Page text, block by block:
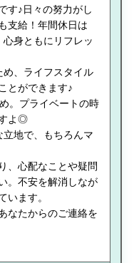
す♪日々の努力がし
支給！年間休日は
身ともにリフレッ
、ライフスタイル
とができます♪
。プライベートの時
よ◎
地で、もちろんマ
、心配なことや疑問
。不安を解消しなが
います。
なたからのご連絡を